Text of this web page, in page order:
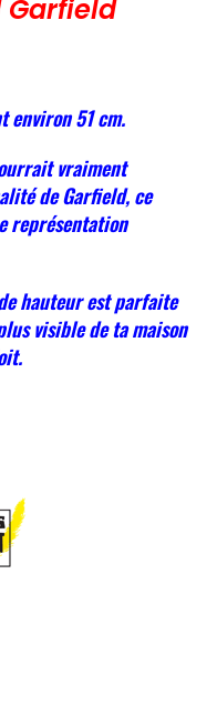
Garfield
environ 51 cm.
vraiment
de Garfield, ce
représentation
hauteur est parfaite
visible de ta maison